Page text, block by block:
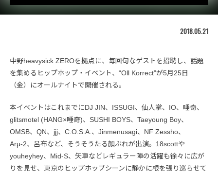
2018.05.21
中野heavysick ZEROを拠点に、毎回旬なゲストを招聘し、話題
を集めるヒップホップ・イベント、“Oll Korrect”が5月25日
（金）にオールナイトで開催される。
本イベントはこれまでにDJ JIN、ISSUGI、仙人掌、IO、唾奇、
glitsmotel (HANG×唾奇)、SUSHI BOYS、Taeyoung Boy、
OMSB、QN、jjj、C.O.S.A.、Jinmenusagi、NF Zessho、
Arμ-2、呂布など、そうそうたる顔ぶれが出演。18scottや
youheyhey、Mid-S、矢車などレギュラー陣の活躍も徐々に広が
りを見せ、東京のヒップホップシーンに静かに根を張り巡らせて